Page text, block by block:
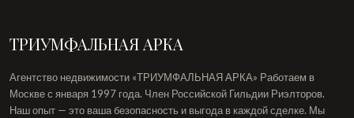
ТРИУМФАЛЬНАЯ АРКА
Агентство недвижимости «ТРИУМФАЛЬНАЯ АРКА» Работаем в
Москве с января 1997 года. Член Российской Гильдии Риэлторов.
Наш опыт — это ваша безопасность и выгода в каждой сделке. Мы